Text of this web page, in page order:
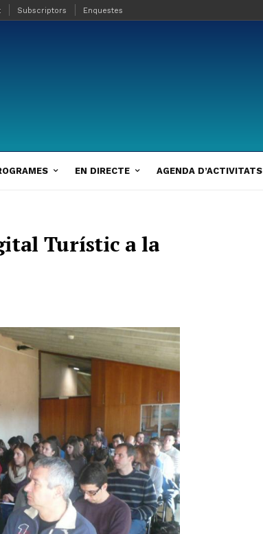
Subscriptors Enquestes
EN DIRECTE AGENDA D’ACTIVITATS
Turístic a la